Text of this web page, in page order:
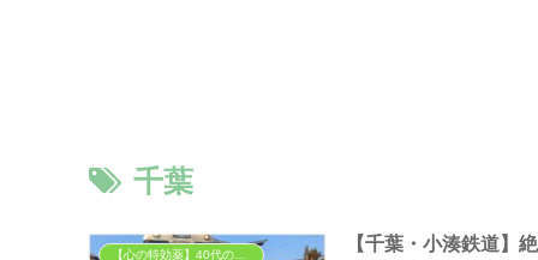
千葉
【千葉・小湊鉄道】